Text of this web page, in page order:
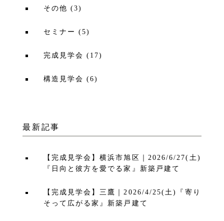
その他 (3)
セミナー (5)
完成見学会 ( 17)
構造見学会 (6)
最新記事
【完成見学会】横浜市旭区｜2026/6/27(土)
『日向と彼方を愛でる家』新築戸建て
【完成見学会】三鷹｜2026/4/25(土)『寄り
そって広がる家』新築戸建て